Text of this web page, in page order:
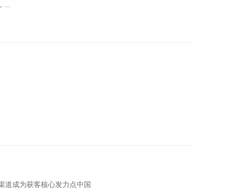
道成为获客核心发力点中国